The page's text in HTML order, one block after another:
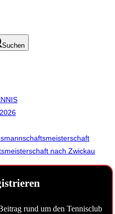
Suchen
nach Zwickau
rund um den Tennisclub